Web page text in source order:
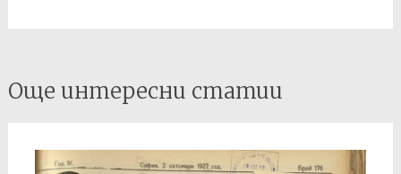
Post
navigation
Още интересни статии